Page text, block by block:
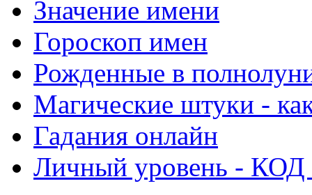
Значение имени
Гороскоп имен
Рожденные в
Магические штуки -
Гадания онлайн
Личный уровень - КОД